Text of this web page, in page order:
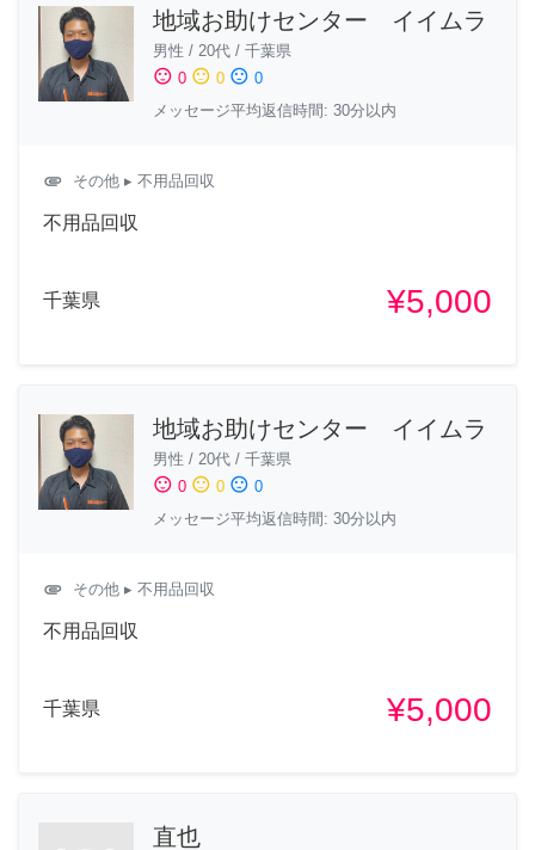
地域お助けセンター イイムラ
男性 / 20代 / 千葉県
sentiment_satisfied 0 sentiment_neutral 0 sentiment_dissatisfied 0
メッセージ平均返信時間: 30分以内
attachment その他 ▸ 不用品回収
不用品回収
千葉県 ¥5,000
地域お助けセンター イイムラ
男性 / 20代 / 千葉県
sentiment_satisfied 0 sentiment_neutral 0 sentiment_dissatisfied 0
メッセージ平均返信時間: 30分以内
attachment その他 ▸ 不用品回収
不用品回収
千葉県 ¥5,000
直也